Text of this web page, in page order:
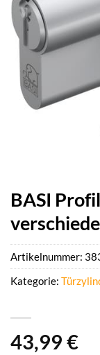
BASI
43,99 €
Artikelnummer:
Kategorie: